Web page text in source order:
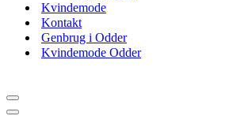
Kvindemode
Kontakt
Genbrug i Odder
Kvindemode Odder
Navigation
menu
Navigation